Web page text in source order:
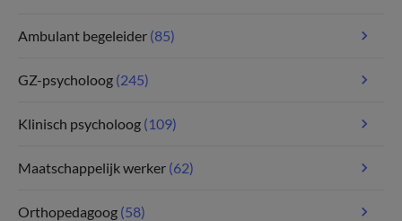
Ambulant begeleider (85)
GZ-psycholoog (245)
Klinisch psycholoog (109)
Maatschappelijk werker (62)
Orthopedagoog (58)